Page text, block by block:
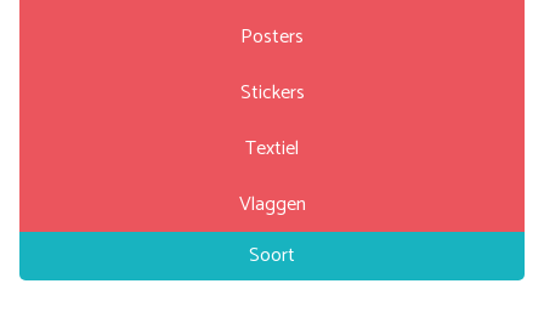
Posters
Stickers
Textiel
Vlaggen
Soort